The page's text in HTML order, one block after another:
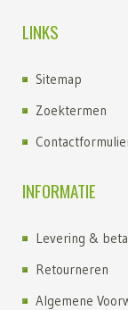
LINKS
Sitemap
Zoektermen
INFORMATIE
Levering &
Retourneren
Algemene